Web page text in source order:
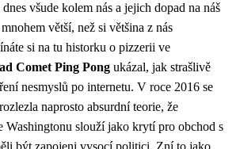
všude kolem nás a jejich dopad na náš
větší, než si většina z nás
si na tu historku o pizzerii ve
Comet Ping Pong ukázal, jak strašlivě
nesmyslů po internetu. V roce 2016 se
naprosto absurdní teorie, že
Washingtonu slouží jako krytí pro obchod s